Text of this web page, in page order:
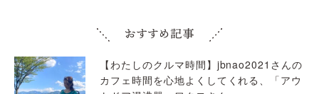
【わたしのクルマ時間】jbnao2021さんの
カフェ時間を心地よくしてくれる、「アウ